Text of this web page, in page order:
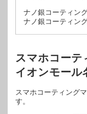
ナノ銀コーティン
ナノ銀コーティン
スマホコーテ
イオンモール
スマホコーティング
す。